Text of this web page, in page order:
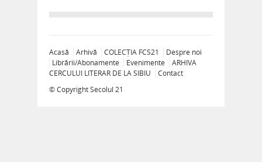
Acasă Arhivă COLECȚIA FCS21
Despre noi
Librării/Abonamente
Evenimente
ARHIVA
CERCULUI LITERAR DE LA SIBIU
Contact
© CopyrightSecolul 21